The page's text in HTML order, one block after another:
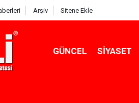
Arşiv Sitene Ekle
GÜNCEL SIYASET